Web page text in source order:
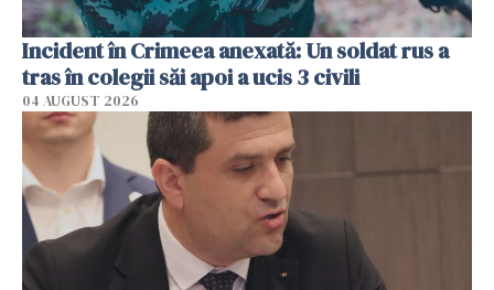
Incident în Crimeea anexată: Un soldat rus a
tras în colegii săi apoi a ucis 3 civili
04 AUGUST 2026